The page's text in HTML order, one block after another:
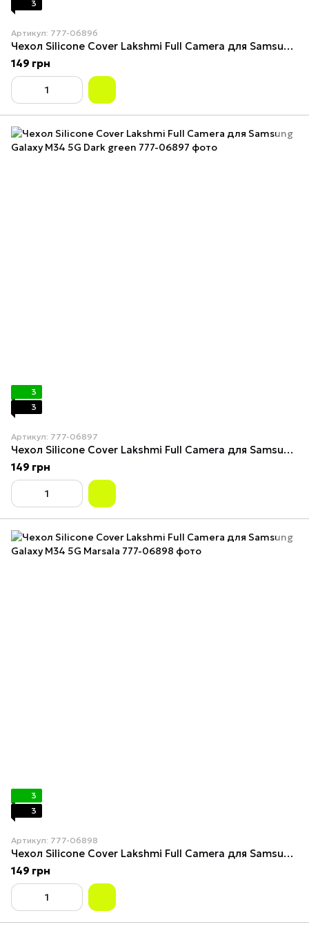
3
Артикул: 777-06896
Чехол Silicone Cover Lakshmi Full Camera для Samsung Galaxy M34 5G Flash
149 грн
3
3
Артикул: 777-06897
Чехол Silicone Cover Lakshmi Full Camera для Samsung Galaxy M34 5G Dark green
149 грн
3
3
Артикул: 777-06898
Чехол Silicone Cover Lakshmi Full Camera для Samsung Galaxy M34 5G Marsala
149 грн